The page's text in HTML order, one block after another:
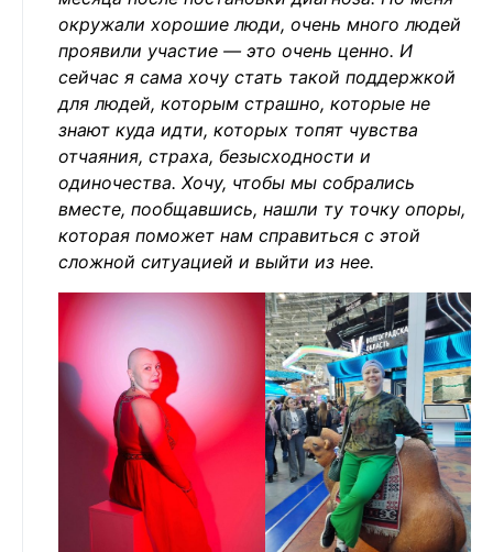
окружали хорошие люди, очень много людей
проявили участие — это очень ценно. И
сейчас я сама хочу стать такой поддержкой
для людей, которым страшно, которые не
знают куда идти, которых топят чувства
отчаяния, страха, безысходности и
одиночества. Хочу, чтобы мы собрались
вместе, пообщавшись, нашли ту точку опоры,
которая поможет нам справиться с этой
сложной ситуацией и выйти из нее.